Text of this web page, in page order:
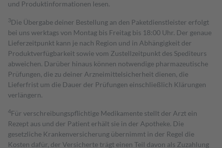
und Produktinformationen lesen.
3Die Übergabe deiner Bestellung an den Paketdienstleister erfolgt
bei uns werktags von Montag bis Freitag bis 18:00 Uhr. Der genaue
Lieferzeitpunkt kann je nach Region und in Abhängigkeit der
Produktverfügbarkeit sowie vom Zustellzeitpunkt des Spediteurs
abweichen. Darüber hinaus können notwendige pharmazeutische
Prüfungen, die zu deiner Arzneimittelsicherheit dienen, die
Lieferfrist um die Dauer der Prüfungen einschließlich Klärungen
verlängern.
4Für verschreibungspflichtige Medikamente stellt der Arzt ein
Rezept aus und der Patient erhält sie in der Apotheke. Die
gesetzliche Krankenversicherung übernimmt in der Regel die
Kosten dafür, der Versicherte trägt einen Teil davon als Zuzahlung